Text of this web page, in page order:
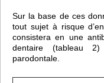
Sur la base de ces
tout sujet à risque
consistera en une
dentaire (tableau
parodontale.